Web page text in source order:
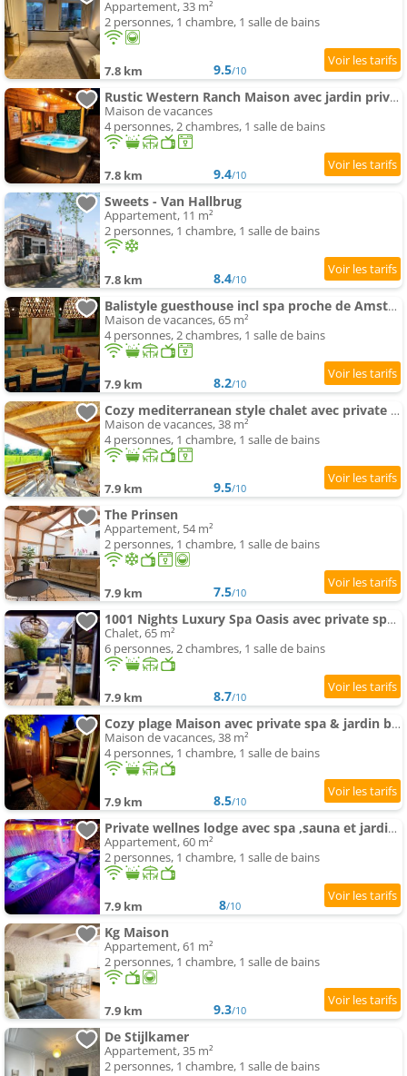
Appartement, 33 m²
2 personnes, 1 chambre, 1 salle de bains
7.8 km 9.5/10
Rustic Western Ranch Maison avec jardin privé et spa between Amsterdam Haarlem et Schiphol Airpor
Maison de vacances
4 personnes, 2 chambres, 1 salle de bains
7.8 km 9.4/10
Sweets - Van Hallbrug
Appartement, 11 m²
2 personnes, 1 chambre, 1 salle de bains
7.8 km 8.4/10
Balistyle guesthouse incl spa proche de Amsterdam et Schiphol
Maison de vacances, 65 m²
4 personnes, 2 chambres, 1 salle de bains
7.9 km 8.2/10
Cozy mediterranean style chalet avec private spa et jardin between Amsterdam Haarlem et Schiphol A
Maison de vacances, 38 m²
4 personnes, 1 chambre, 1 salle de bains
7.9 km 9.5/10
The Prinsen
Appartement, 54 m²
2 personnes, 1 chambre, 1 salle de bains
7.9 km 7.5/10
1001 Nights Luxury Spa Oasis avec private spa sauna et jardin between Amsterdam Haarlem et Schipho
Chalet, 65 m²
6 personnes, 2 chambres, 1 salle de bains
7.9 km 8.7/10
Cozy plage Maison avec private spa & jardin between Amsterdam Haarlem et Schiphol Airport
Maison de vacances, 38 m²
4 personnes, 1 chambre, 1 salle de bains
7.9 km 8.5/10
Private wellnes lodge avec spa ,sauna et jardin between Amsterdam Haarlem et Schiphol Airport
Appartement, 60 m²
2 personnes, 1 chambre, 1 salle de bains
7.9 km 8/10
Kg Maison
Appartement, 61 m²
2 personnes, 1 chambre, 1 salle de bains
7.9 km 9.3/10
De Stijlkamer
Appartement, 35 m²
2 personnes, 1 chambre, 1 salle de bains